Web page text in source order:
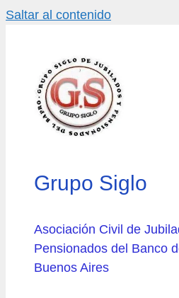
Saltar al contenido
Grupo Siglo
Asociación Civil de
Pensionados del Banco
Buenos Aires